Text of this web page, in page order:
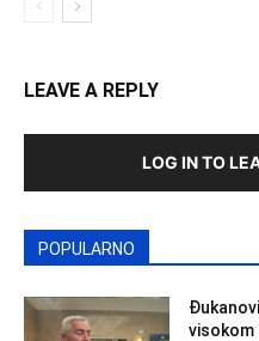
LEAVE A REPLY
LOG IN TO
POPULARNO
visokom